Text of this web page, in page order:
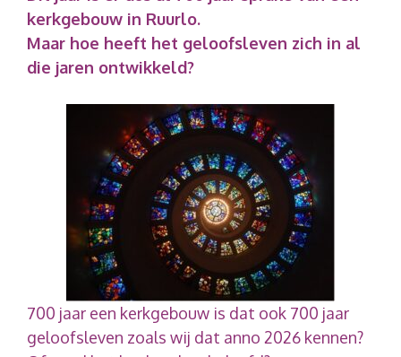
kerkgebouw in Ruurlo.
Maar hoe heeft het geloofsleven zich in al
die jaren ontwikkeld?
700 jaar een kerkgebouw is dat ook 700 jaar
geloofsleven zoals wij dat anno 2026 kennen?